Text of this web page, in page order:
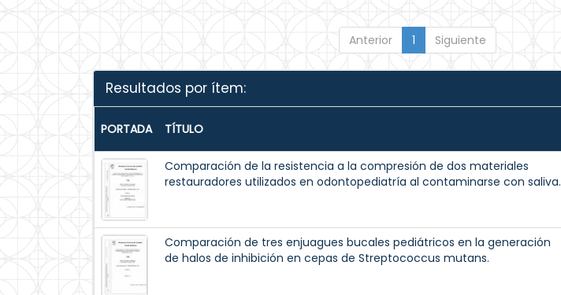
Anterior 1 Siguiente
Resultados por ítem:
PORTADA TÍTULO
Comparación de la resistencia a la compresión de dos materiales
restauradores utilizados en odontopediatría al contaminarse con saliva.
Comparación de tres enjuagues bucales pediátricos en la generación
de halos de inhibición en cepas de Streptococcus mutans.